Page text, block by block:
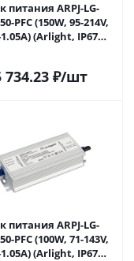
питания ARPJ-LG-
PFC (150W, 95-214V,
(Arlight, IP67
734.23₽/шт
питания ARPJ-LG-
PFC (100W, 71-143V,
(Arlight, IP67